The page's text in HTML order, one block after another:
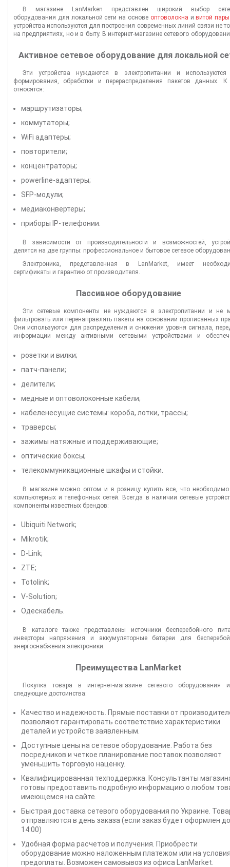
В магазине LanMarken представлен широкий выбор
оборудования для локальной сети на основе оптоволокна ивитой пары
устройства используются для построения современных линий связи не
на предприятиях, но и в быту. В интернет-магазине сетевого
соответствующее уровню сложности и производительности сети.
наличии имеются блоки грозозащиты и другие устройства,
все, что нужно для создания и обеспечения надежной работы
сетей.
Активное сетевое оборудование для локальной
Эти устройства нуждаются в электропитании и
формирования, обработки и перераспределения пакетов данных.
относятся:
маршрутизаторы;
коммутаторы;
WiFi адаптеры;
повторители;
концентраторы;
powerline-адаптеры;
SFP-модули;
медиаконвертеры;
приборы IP-телефонии.
В зависимости от производительности и возможностей,
делятся на две группы: профессиональное и бытовое сетевое
Электроника, представленная в LanMarket, имеет
сертификаты и гарантию от производителя.
Пассивное оборудование
Эти сетевые компоненты не нуждаются в электропитании и не
фильтровать или перенаправлять пакеты на основании прописанных
Они используются для распределения и снижения уровня сигнала,
информации между активными сетевыми устройствами и
розетки и вилки;
патч-панели;
делители;
медные и оптоволоконные кабели;
кабеленесущие системы: короба, лотки, трассы;
траверсы;
зажимы натяжные и поддерживающие;
оптические боксы;
телекоммуникационные шкафы и стойки.
В магазине можно оптом и в розницу купить все, что
компьютерных и телефонных сетей. Всегда в наличии сетевые
компоненты известных брендов:
Ubiquiti Network;
Mikrotik;
D-Link;
ZTE;
Totolink;
V-Solution;
Одескабель.
В каталоге также представлены источники бесперебойного
инверторы напряжения и аккумуляторные батареи для
энергоснабжения электроники.
Преимущества LanMarket
Покупка товара в интернет-магазине сетевого оборудования
следующие достоинства:
Качество и надежность. Прямые поставки от
позволяют гарантировать соответствие характеристики
деталей и устройств заявленным.
Доступные цены на сетевое оборудование. Работа без
посредников и четкое планирование поставок позволяют
уменьшить торговую наценку.
Квалифицированная техподдержка. Консультанты
готовы предоставить подробную информацию о любом
имеющемся на сайте.
Быстрая доставка сетевого оборудования по Украине.
отправляются в день заказа (если заказ будет оформлен до
14:00)
Удобная форма расчетов и получения. Приобрести
оборудование можно наложенным платежом или на
предоплаты. Возможен самовывоз из офиса LanMarket.